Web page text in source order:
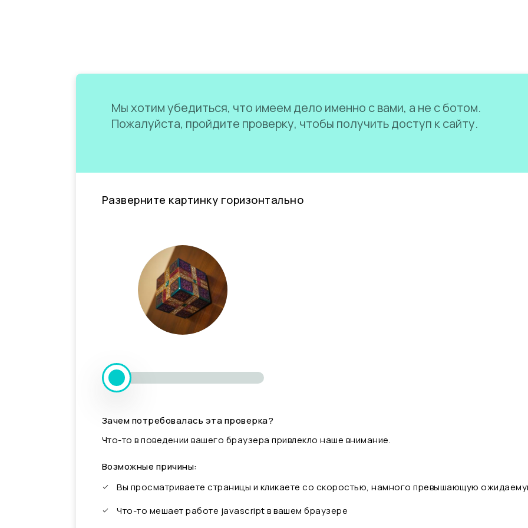
Мы хотим убедиться, что имеем дело именно с вами, а не с ботом.
Пожалуйста, пройдите проверку, чтобы получить доступ к сайту.
Разверните картинку горизонтально
Зачем потребовалась эта проверка?
Что-то в поведении вашего браузера привлекло наше внимание.
Возможные причины:
Вы просматриваете страницы и кликаете со скоростью, намного превышающую
Что-то мешает работе javascript в вашем браузере